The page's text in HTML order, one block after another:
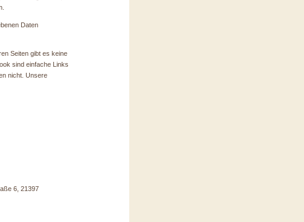
Daten
Seiten gibt es keine
sind einfache Links
nicht. Unsere
6, 21397